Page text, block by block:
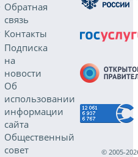
Обратная
связь
Контакты
Подписка
на
новости
Об
использовании
информации
сайта
Общественный
совет
© 2005-